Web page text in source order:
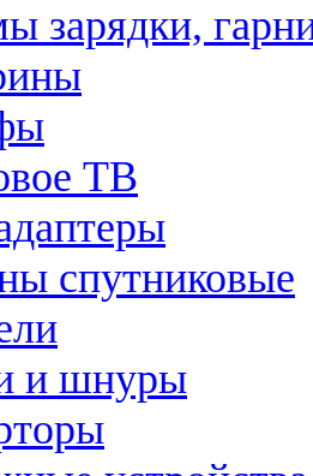
зарядки,
ТВ
спутниковые
и шнуры